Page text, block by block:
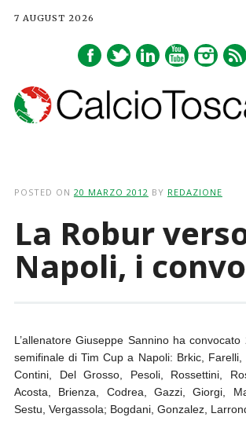
7 AUGUST 2026
POSTED ON 20 MARZO 2012 BY REDAZIONE
La Robur
Napoli, i
L’allenatore Giuseppe Sannino ha
semifinale di Tim Cup a Napoli: Brkic, Farelli,
Contini, Del Grosso, Pesoli, Rossettini,
Acosta, Brienza, Codrea, Gazzi, Giorgi,
Sestu, Vergassola; Bogdani, Gonzalez,